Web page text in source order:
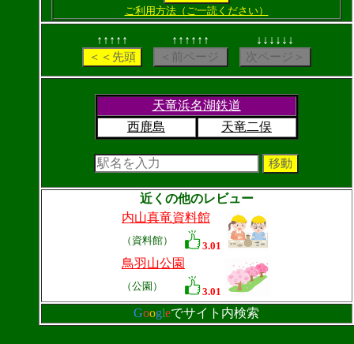
ご利用方法（ご一読ください）
↑↑↑↑↑ ↑↑↑↑↑↑ ↓↓↓↓↓↓
天竜浜名湖鉄道
西鹿島
天竜二俣
近くの他のレビュー
内山真竜資料館
（資料館） 3.01
鳥羽山公園
（公園） 3.01
Googleでサイト内検索